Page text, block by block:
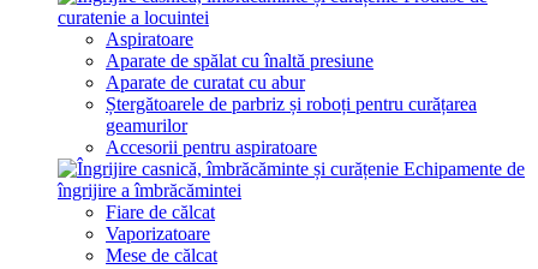
curatenie a locuintei
Aspiratoare
Aparate de spălat cu înaltă presiune
Aparate de curatat cu abur
Ștergătoarele de parbriz și roboți pentru curățarea
geamurilor
Accesorii pentru aspiratoare
Echipamente de
îngrijire a îmbrăcămintei
Fiare de călcat
Vaporizatoare
Mese de călcat